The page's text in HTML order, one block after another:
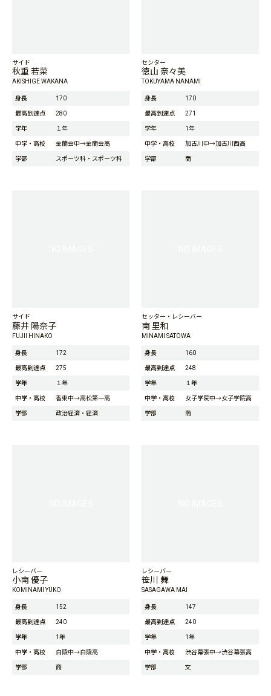
サイド
秋重 若菜
AKISHIGE WAKANA
身長 170
最高到達点 280
学年 １年
中学・高校 金蘭会中→金蘭会高
学部 スポーツ科・スポーツ科
センター
徳山 奈々美
TOKUYAMA NANAMI
身長 170
最高到達点 271
学年 1年
中学・高校 加古川中→加古川西高
学部 商
サイド
藤井 陽奈子
FUJII HINAKO
身長 172
最高到達点 275
学年 １年
中学・高校 香東中→高松第一高
学部 政治経済・経済
セッター・レシーバー
南 里和
MINAMI SATOWA
身長 160
最高到達点 248
学年 １年
中学・高校 女子学院中→女子学院高
学部 商
レシーバー
小南 優子
KOMINAMI YUKO
身長 152
最高到達点 240
学年 1年
中学・高校 白陵中→白陵高
学部 商
レシーバー
笹川 舞
SASAGAWA MAI
身長 147
最高到達点 240
学年 1年
中学・高校 渋谷幕張中→渋谷幕張高
学部 文